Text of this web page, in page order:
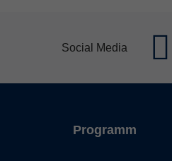
Social Media
Programm